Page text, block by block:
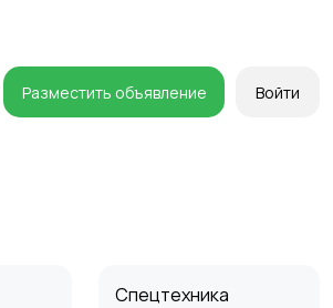
Разместить объявление Войти
Спецтехника